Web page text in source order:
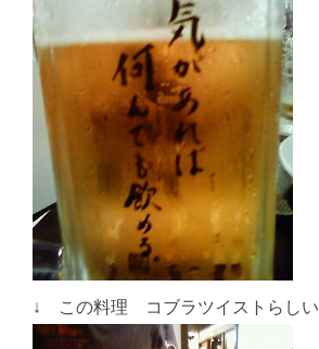
↓ この料理 コブラツイストらしい